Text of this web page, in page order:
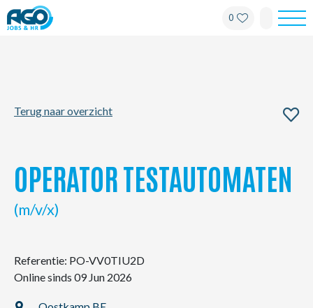
0
Contact
Terug naar overzicht
OPERATOR TESTAUTOMATEN
(m/v/x)
Referentie: PO-VV0TIU2D
Online sinds 09 Jun 2026